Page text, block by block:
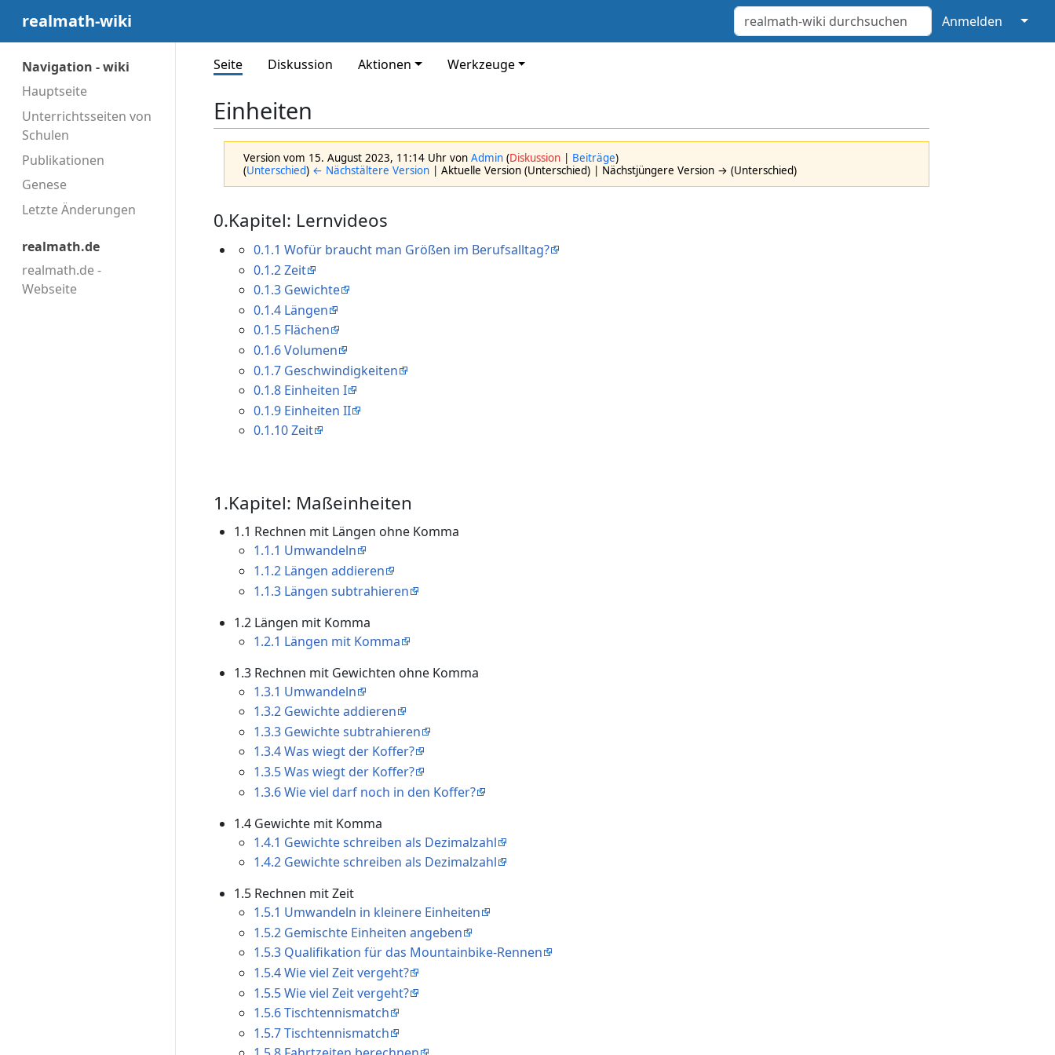
realmath-wiki Anmelden ↓
Navigation - wiki
Hauptseite
Unterrichtsseiten von
Schulen
Publikationen
Genese
Letzte Änderungen
realmath.de
realmath.de -
Webseite
Seite Diskussion Aktionen Werkzeuge
Einheiten
Version vom 15. August 2023, 11:14 Uhr vonAdmin (Diskussion | Beiträge)
(Unterschied) ← Nächstältere Version | Aktuelle Version (Unterschied) | Nächstjüngere Version → (Unterschied)
0.Kapitel: Lernvideos
0.1.1 Wofür braucht man Größen im Berufsalltag?
0.1.2 Zeit
0.1.3 Gewichte
0.1.4 Längen
0.1.5 Flächen
0.1.6 Volumen
0.1.7 Geschwindigkeiten
0.1.8 Einheiten I
0.1.9 Einheiten II
0.1.10 Zeit
1.Kapitel: Maßeinheiten
1.1 Rechnen mit Längen ohne Komma
1.1.1 Umwandeln
1.1.2 Längen addieren
1.1.3 Längen subtrahieren
1.2 Längen mit Komma
1.2.1 Längen mit Komma
1.3 Rechnen mit Gewichten ohne Komma
1.3.1 Umwandeln
1.3.2 Gewichte addieren
1.3.3 Gewichte subtrahieren
1.3.4 Was wiegt der Koffer?
1.3.5 Was wiegt der Koffer?
1.3.6 Wie viel darf noch in den Koffer?
1.4 Gewichte mit Komma
1.4.1 Gewichte schreiben als Dezimalzahl
1.4.2 Gewichte schreiben als Dezimalzahl
1.5 Rechnen mit Zeit
1.5.1 Umwandeln in kleinere Einheiten
1.5.2 Gemischte Einheiten angeben
1.5.3 Qualifikation für das Mountainbike-Rennen
1.5.4 Wie viel Zeit vergeht?
1.5.5 Wie viel Zeit vergeht?
1.5.6 Tischtennismatch
1.5.7 Tischtennismatch